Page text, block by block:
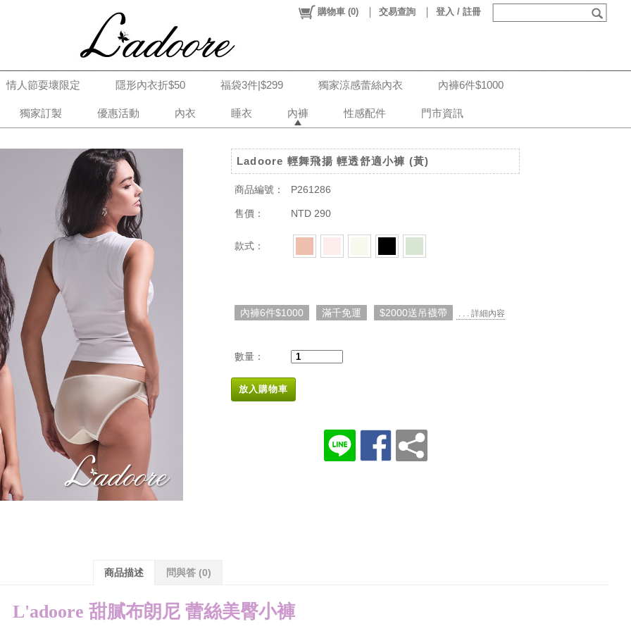
情人節耍壞限定 隱形內衣折$50 福袋3件|$299 獨家涼感蕾絲內衣 內褲6件$1000
獨家訂製 優惠活動 內衣 睡衣 內褲 性感配件 門市資訊
購物車 (0) 交易查詢 登入 / 註冊
Ladoore 輕舞飛揚 輕透舒適小褲 (黃)
商品編號： P261286
售價： NTD 290
款式：
內褲6件$1000 滿千免運 $2000送吊襪帶 . . . 詳細內容
數量：
放入購物車
商品描述 問與答 (0)